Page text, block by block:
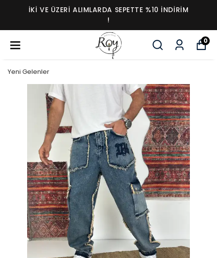
İKI VE ÜZERI ALIMLARDA SEPETTE %10 İNDIRIM
!
0
Yeni Gelenler